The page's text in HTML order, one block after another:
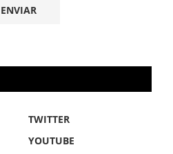
TWITTER
YOUTUBE